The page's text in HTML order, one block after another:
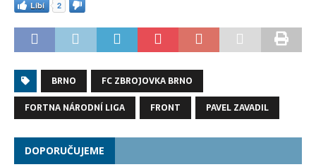
Líbí 2
BRNO
FC ZBROJOVKA BRNO
FORTNA NÁRODNÍ LIGA
FRONT PAVEL ZAVADIL
DOPORUČUJEME